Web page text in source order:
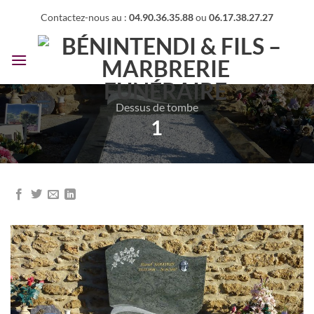
contenu
Contactez-nous au : 04.90.36.35.88ou 06.17.38.27.27
Dessus de tombe
1